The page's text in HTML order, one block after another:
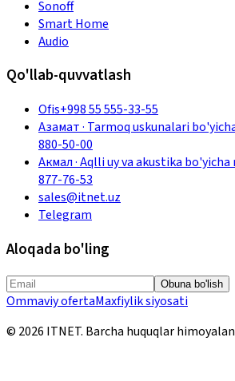
Sonoff
Smart Home
Audio
Qo'llab-quvvatlash
Ofis+998 55 555-33-55
Азамат· Tarmoq uskunalari
880-50-00
Акмал·Aqlli uy va akustika
877-76-53
sales@itnet.uz
Telegram
Aloqada bo'ling
Obuna bo'lish
Ommaviy ofertaMaxfiylik siyosati
© 2026 ITNET. Barcha huquqlar